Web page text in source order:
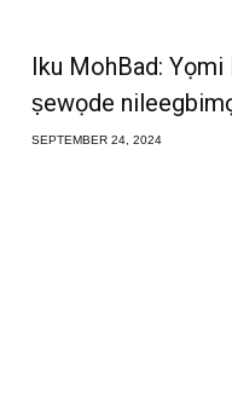
Iku MohBad:
ṣewọde
SEPTEMBER 24, 2024